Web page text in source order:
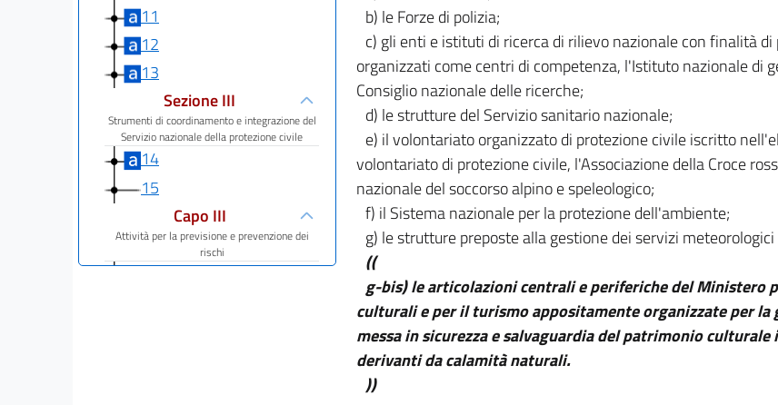
11
12
13
Sezione III
Strumenti di coordinamento e integrazione del
Servizio nazionale della protezione civile
14
15
Capo III
Attività per la previsione e prevenzione dei
rischi
16
b) le Forze di polizia;
c) gli enti e istituti di ricerca di rilievo nazionale con finalità
organizzati come centri di competenza, l'Istituto nazionale di
Consiglio nazionale delle ricerche;
d) le strutture del Servizio sanitario nazionale;
e) il volontariato organizzato di protezione civile iscritto
volontariato di protezione civile, l'Associazione della Croce
nazionale del soccorso alpino e speleologico;
f) il Sistema nazionale per la protezione dell'ambiente;
g) le strutture preposte alla gestione dei servizi
((
g-bis) le articolazioni centrali e periferiche del Ministero
culturali e per il turismo appositamente organizzate per
messa in sicurezza e salvaguardia del patrimonio culturale
derivanti da calamità naturali.
))